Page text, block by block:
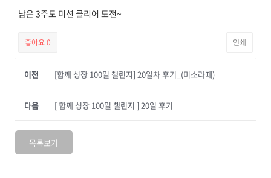
남은 3주도 미션 클리어 도전~
좋아요0 인쇄
이전 [함께 성장 100일 챌린지] 20일차 후기_(미소라떼)
[ 함께 성장 100일 챌린지 ] 20일 후기
다음
목록보기